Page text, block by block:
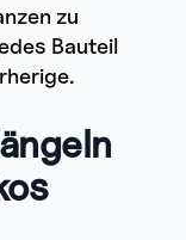
zu
Bauteil